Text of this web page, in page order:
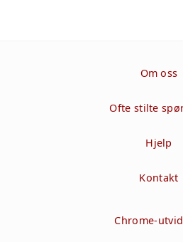
Om oss
Ofte stilte
Hjelp
Kontakt
Chrome-